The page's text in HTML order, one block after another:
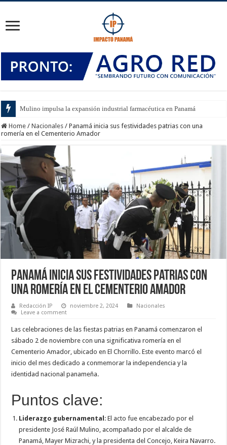
Mulino impulsa la expansión industrial farmacéutica en Panamá
Home / Nacionales / Panamá inicia sus festividades patrias con una
romería en el Cementerio Amador
Panamá inicia sus festividades patrias con
una romería en el Cementerio Amador
Redacción IP noviembre 2, 2024
Nacionales
Leave a comment
Las celebraciones de las fiestas patrias en Panamá comenzaron el
sábado 2 de noviembre con una significativa romería en el
Cementerio Amador, ubicado en El Chorrillo. Este evento marcó el
inicio del mes dedicado a conmemorar la independencia y la
identidad nacional panameña.
Puntos clave:
Liderazgo gubernamental: El acto fue encabezado por el
presidente José Raúl Mulino, acompañado por el alcalde de
Panamá, Mayer Mizrachi, y la presidenta del Concejo, Keira Navarro.